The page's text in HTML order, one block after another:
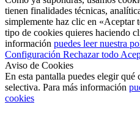
tienen finalidades técnicas,
simplemente haz clic en «Aceptar
tipo de cookies quieres haciendo
información puedes leer nuestra
Configuración Rechazar todo
Aviso de Cookies
En esta pantalla puedes elegir qué
selectiva. Para más información
cookies